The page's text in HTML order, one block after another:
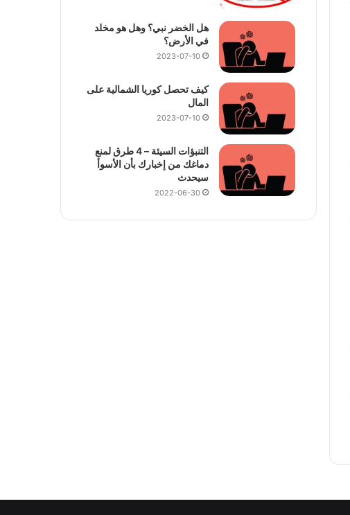
هل الخضر نبي؟ وهل هو مخلد
في الأرض؟
2023-07-10
كيف تحصل كوريا الشمالية على
المال
2023-07-10
التنبؤات السيئة – 4 طرق لمنع
دماغك من إخبارك بأن الأسوأ
سيحدث
2022-06-30